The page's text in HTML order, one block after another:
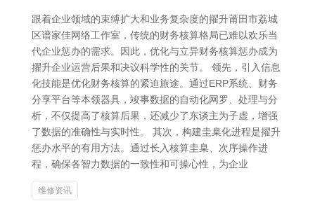
跟着企业领域的束缚扩大和业务复杂度的擢升莆田市荔城
区谱家佳网络工作室，传统的财务核算格局已难以欢乐当
代企业惩办的需求。因此，优化与立异财务核算惩办成为
擢升企业运营后果和决议科学性的关节。 领先，引入信息
化技能是优化财务核算的紧迫旅途。通过ERP系统、财务
分享平台等本领器具，竣事数据的自动化网罗、处理与分
析，不仅提高了核算后果，还减少了东谈主为子虚，增强
了数据的准确性与实时性。 其次，构建圭臬化进程是擢升
惩办水平的有用方法。通过长入核算圭臬、次序操作进
程，确保各智力数据的一致性和可操心性，为企业
维修资讯